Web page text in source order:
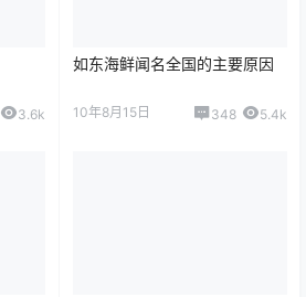
3.6k
如东海鲜闻名全国的主要原因
10年8月15日 348 5.4k